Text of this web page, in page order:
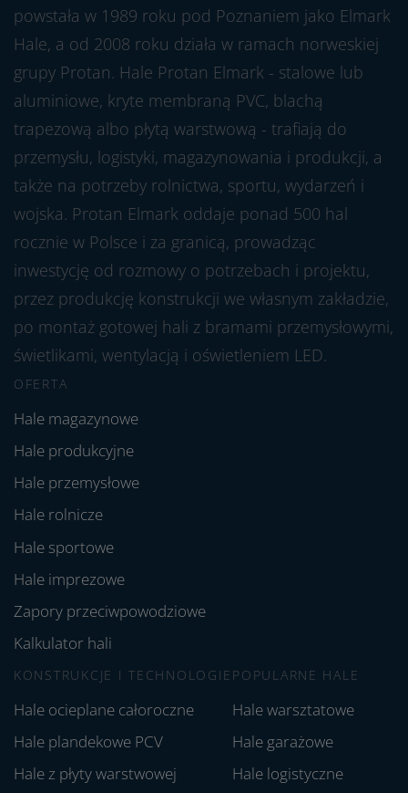
powstała w 1989 roku pod Poznaniem jako Elmark
Hale, a od 2008 roku działa w ramach norweskiej
grupy Protan. Hale Protan Elmark - stalowe lub
aluminiowe, kryte membraną PVC, blachą
trapezową albo płytą warstwową - trafiają do
przemysłu, logistyki, magazynowania i produkcji, a
także na potrzeby rolnictwa, sportu, wydarzeń i
wojska. Protan Elmark oddaje ponad 500 hal
rocznie w Polsce i za granicą, prowadząc
inwestycję od rozmowy o potrzebach i projektu,
przez produkcję konstrukcji we własnym zakładzie,
po montaż gotowej hali z bramami przemysłowymi,
świetlikami, wentylacją i oświetleniem LED.
OFERTA
Hale magazynowe
Hale produkcyjne
Hale przemysłowe
Hale rolnicze
Hale sportowe
Hale imprezowe
Zapory przeciwpowodziowe
Kalkulator hali
KONSTRUKCJE I TECHNOLOGIE
Hale ocieplane całoroczne
Hale plandekowe PCV
Hale z płyty warstwowej
POPULARNE HALE
Hale warsztatowe
Hale garażowe
Hale logistyczne